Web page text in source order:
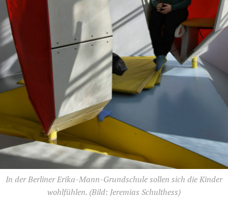
In der Berliner Erika-Mann-Grundschule sollen sich die Kinder
wohl­fühlen. (Bild: Jeremias Schulthess)